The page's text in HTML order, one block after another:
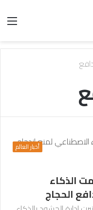
أخبار العالم
الذكاء
الحجاج